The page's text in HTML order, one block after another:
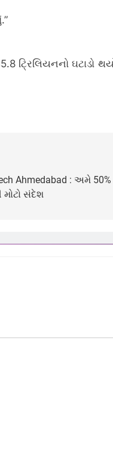
ટ્રિલિયનનો ઘટાડો
Ahmedabad : અમે
મોટો સંદેશ